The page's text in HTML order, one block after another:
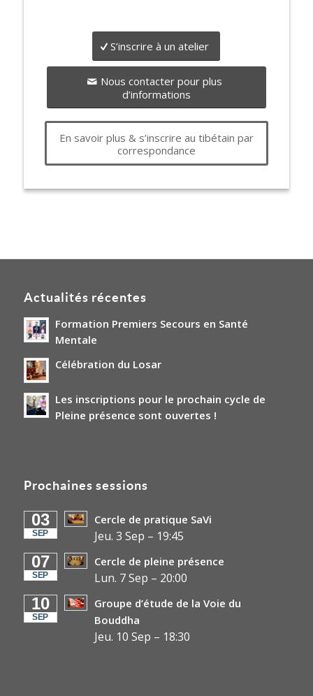
S’inscrire à un atelier
Nous contacter pour plus
d’informations
En savoir plus & s’inscrire au tibétain par
correspondance
Actualités récentes
Formation Premiers Secours en Santé
Mentale
Célébration du Losar
Les inscriptions pour le prochain cycle de
Pleine présence sont ouvertes !
Prochaines sessions
03
SEP
Cercle de pratique SaVi
Jeu. 3 Sep – 19:45
07
SEP
Cercle de pleine présence
Lun. 7 Sep – 20:00
10
SEP
Groupe d’étude de la Voie du
Bouddha
Jeu. 10 Sep – 18:30